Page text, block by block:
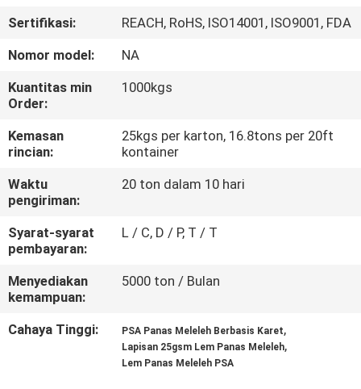
TUR
PABRIK
KONTROL
KUALITAS
HUBUNGI
KAMI
BERITA
KASUS-
Sertifikasi:
REACH, RoHS, ISO14001, ISO9001, FDA
Nomor model:
NA
Kuantitas min
Order:
1000kgs
Kemasan
rincian:
25kgs per karton, 16.8tons per 20ft
kontainer
Waktu
pengiriman:
20 ton dalam 10 hari
Syarat-syarat
pembayaran:
L / C, D / P, T / T
Menyediakan
kemampuan:
5000 ton / Bulan
Cahaya Tinggi: PSA Panas Meleleh Berbasis Karet,
Lapisan 25gsm Lem Panas Meleleh,
Lem Panas Meleleh PSA